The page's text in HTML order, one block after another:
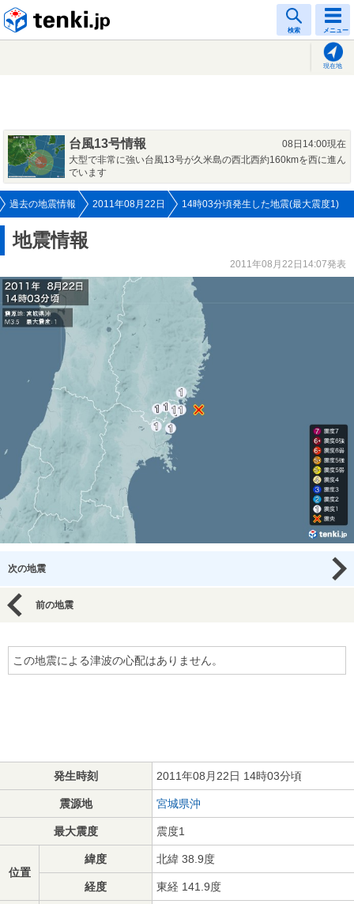
検索 メニュー
現在地
台風13号情報
08日14:00現在
大型で非常に強い台風13号が久米島の西北西約160kmを西に進ん
でいます
過去の地震情報 2011年08月22日 14時03分頃発生した地震(最大震度1)
地震情報
2011年08月22日14:07発表
次の地震
前の地震
この地震による津波の心配はありません。
発生時刻 2011年08月22日 14時03分頃
震源地 宮城県沖
最大震度 震度1
位置
緯度 北緯 38.9度
経度 東経 141.9度